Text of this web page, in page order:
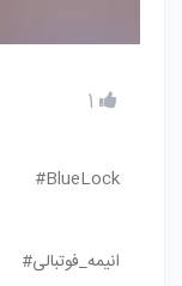
1
BlueLock#
انیمه_فوتبالی#